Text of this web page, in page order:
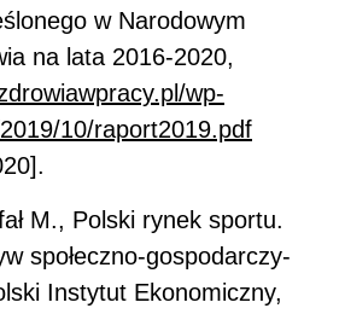
w Narodowym
na lata 2016-2020,
wp-
10/raport2019.pdf
M., Polski rynek sportu.
społeczno-gospodarczy-
Instytut Ekonomiczny,